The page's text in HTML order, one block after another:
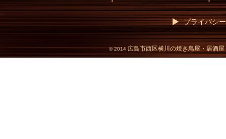
プライバシ
©2014 広島市西区横川の焼き鳥屋・居酒